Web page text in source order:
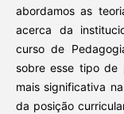
abordamos as
acerca da
curso de
sobre esse tipo de
mais significativa
da posição